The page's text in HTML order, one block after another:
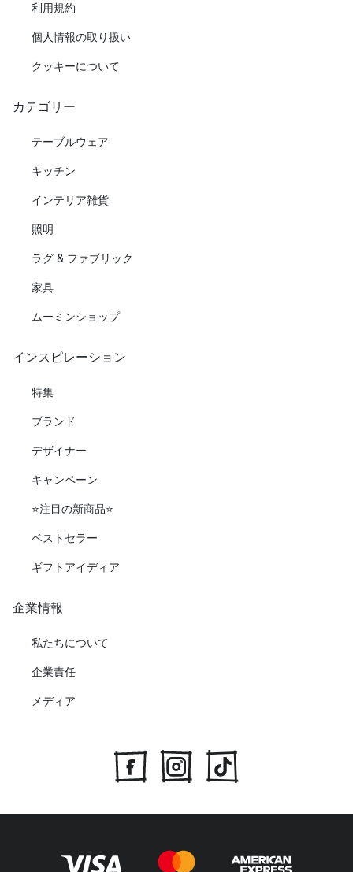
利用規約
個人情報の取り扱い
クッキーについて
カテゴリー
テーブルウェア
キッチン
インテリア雑貨
照明
ラグ & ファブリック
家具
ムーミンショップ
インスピレーション
特集
ブランド
デザイナー
キャンペーン
⭐️注目の新商品⭐️
ベストセラー
ギフトアイディア
企業情報
私たちについて
企業責任
メディア